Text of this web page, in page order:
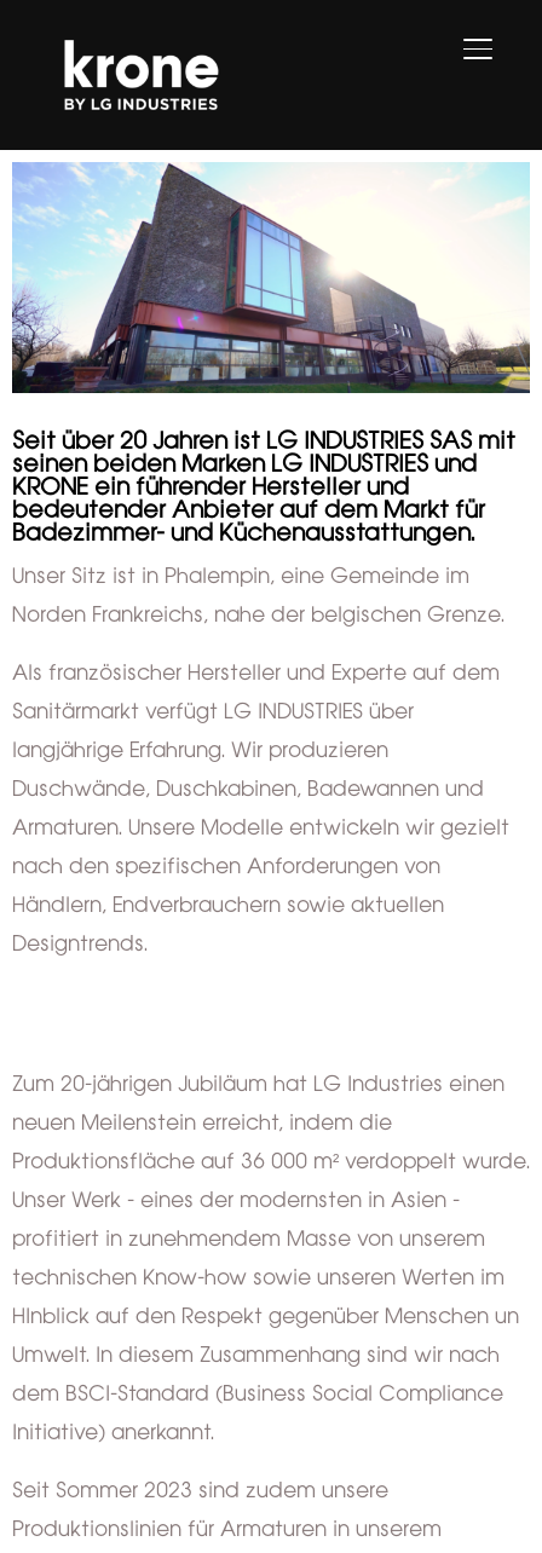
Seit über 20 Jahren ist LG INDUSTRIES SAS mit
seinen beiden Marken LG INDUSTRIES und
KRONE ein führender Hersteller und
bedeutender Anbieter auf dem Markt für
Badezimmer- und Küchenausstattungen.
Unser Sitz ist in Phalempin, eine Gemeinde im
Norden Frankreichs, nahe der belgischen Grenze.
Als französischer Hersteller und Experte auf dem
Sanitärmarkt verfügt LG INDUSTRIES über
langjährige Erfahrung. Wir produzieren
Duschwände, Duschkabinen, Badewannen und
Armaturen. Unsere Modelle entwickeln wir gezielt
nach den spezifischen Anforderungen von
Händlern, Endverbrauchern sowie aktuellen
Designtrends.
Zum 20-jährigen Jubiläum hat LG Industries einen
neuen Meilenstein erreicht, indem die
Produktionsfläche auf 36 000 m² verdoppelt wurde.
Unser Werk - eines der modernsten in Asien -
profitiert in zunehmendem Masse von unserem
technischen Know-how sowie unseren Werten im
HInblick auf den Respekt gegenüber Menschen un
Umwelt. In diesem Zusammenhang sind wir nach
dem BSCI-Standard (Business Social Compliance
Initiative) anerkannt.
Seit Sommer 2023 sind zudem unsere
Produktionslinien für Armaturen in unserem